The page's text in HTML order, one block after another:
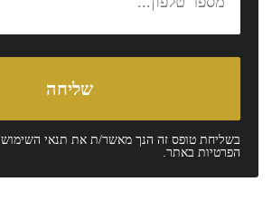
בשליחת טופס זה הנך מאשר/ת את תנאי השימוש
הפרטיות באתר.